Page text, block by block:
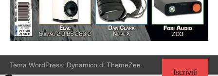
Tema WordPress: Dynamico di ThemeZee.
Iscriviti